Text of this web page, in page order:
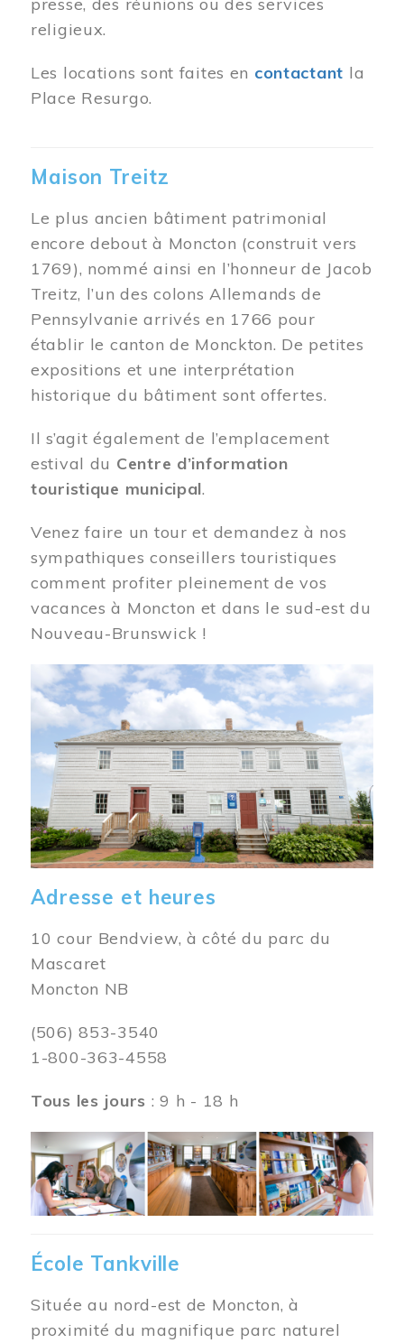
religieux.
Les locations sont faites en contactant la
Place Resurgo.
Maison Treitz
Le plus ancien bâtiment patrimonial
encore debout à Moncton (construit vers
1769), nommé ainsi en l’honneur de Jacob
Treitz, l’un des colons Allemands de
Pennsylvanie arrivés en 1766 pour
établir le canton de Monckton. De petites
expositions et une interprétation
historique du bâtiment sont offertes.
Il s’agit également de l’emplacement
estival du Centre d’information
touristique municipal.
Venez faire un tour et demandez à nos
sympathiques conseillers touristiques
comment profiter pleinement de vos
vacances à Moncton et dans le sud-est du
Nouveau-Brunswick !
Image
Adresse et heures
10 cour Bendview, à côté du parc du
Mascaret
Moncton NB
(506) 853-3540
1-800-363-4558
Tous les jours : 9 h - 18 h
Image
École Tankville
Située au nord-est de Moncton, à
proximité du magnifique parc naturel